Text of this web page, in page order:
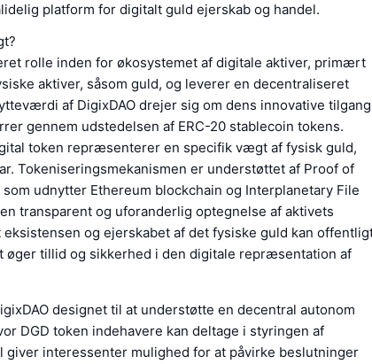
platform for digitalt guld ejerskab og handel.
rolle inden for økosystemet af digitale aktiver, primært
aktiver, såsom guld, og leverer en decentraliseret
af DigixDAO drejer sig om dens innovative tilgang
gennem udstedelsen af ERC-20 stablecoin tokens.
token repræsenterer en specifik vægt af fysisk guld,
Tokeniseringsmekanismen er understøttet af Proof of
udnytter Ethereum blockchain og Interplanetary File
transparent og uforanderlig optegnelse af aktivets
og ejerskabet af det fysiske guld kan
tillid og sikkerhed i den digitale repræsentation af
designet til at understøtte en decentral autonom
DGD token indehavere kan deltage i styringen af
giver interessenter mulighed for at påvirke beslutninger